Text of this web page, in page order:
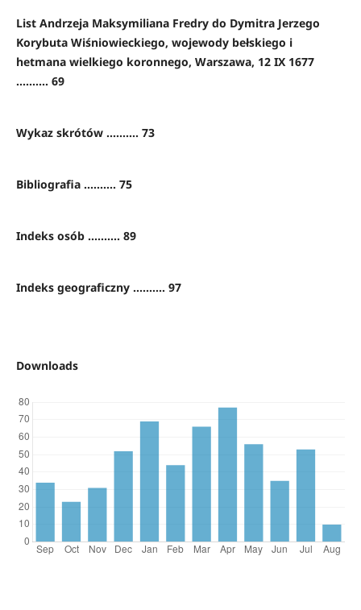
List Andrzeja Maksymiliana Fredry do Dymitra Jerzego
Korybuta Wiśniowieckiego, wojewody bełskiego i
hetmana wielkiego koronnego, Warszawa, 12 IX 1677
.......... 69
Wykaz skrótów .......... 73
Bibliografia .......... 75
Indeks osób .......... 89
Indeks geograficzny .......... 97
Downloads